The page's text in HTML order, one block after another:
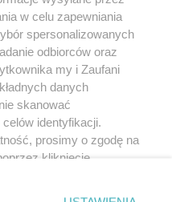
groźbą kary i może być ścigane
w celu zapewniania
spersonalizowanych
odbiorców oraz
my i Zaufani
danych
skanować
identyfikacji.
prosimy o zgodę na
kliknięcie
ustawień prywatności